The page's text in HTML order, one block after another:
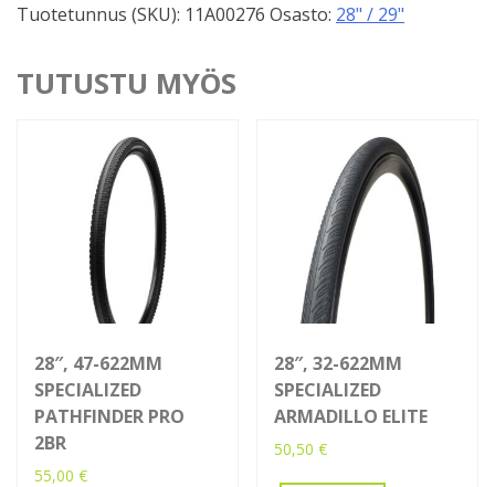
Tuotetunnus (SKU): 11A00276 Osasto: 28" / 29"
TUTUSTU MYÖS
28″, 47-622MM
SPECIALIZED
PATHFINDER PRO
2BR
55,00 €
28″, 32-622MM
SPECIALIZED
ARMADILLO ELITE
50,50€